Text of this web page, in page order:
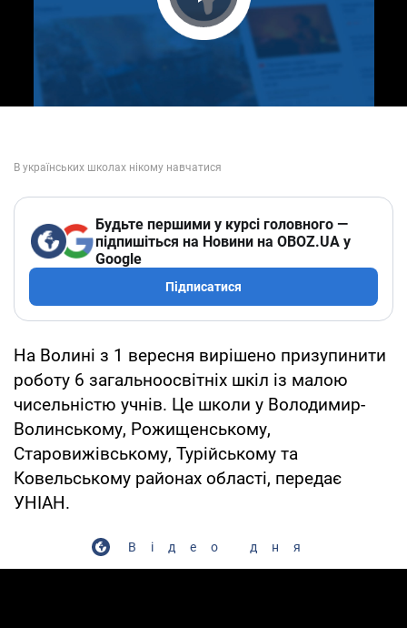
Play Video
Будьте першими у курсі головного —
підпишіться на Новини на OBOZ.UA у
Google
Підписатися
На Волині з 1 вересня вирішено призупинити
роботу 6 загальноосвітніх шкіл із малою
чисельністю учнів. Це школи у Володимир-
Волинському, Рожищенському,
Старовижівському, Турійському та
Ковельському районах області, передає
УНІАН.
Відео дня